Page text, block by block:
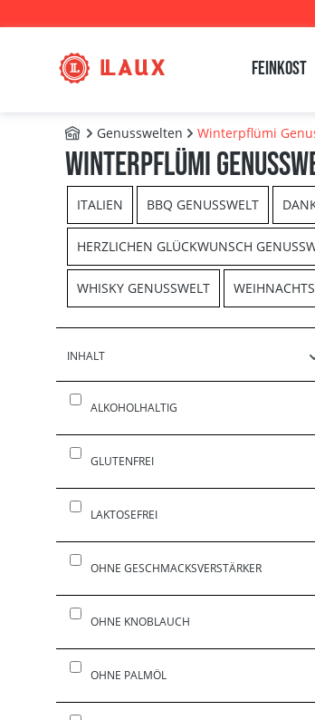
Feinkost
B2B - ShopGenusswelten Winterpflümi
Winterpflümi
ITALIEN BBQ GENUSSWELT
HERZLICHEN GLÜCKWUNSCH
WHISKY GENUSSWELT
INHALT
ALKOHOLHALTIG
GLUTENFREI
LAKTOSEFREI
OHNE GESCHMACKSVERSTÄRKER
OHNE KNOBLAUCH
OHNE PALMÖL